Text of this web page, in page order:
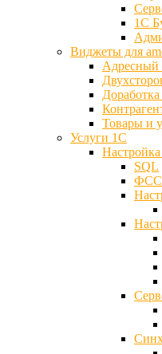
1С
Виджеты для
Адресный
Товары и
Услуги 1С
SQL
ФСС